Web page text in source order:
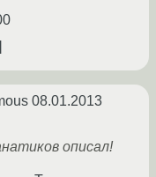
08.01.2013
описал!